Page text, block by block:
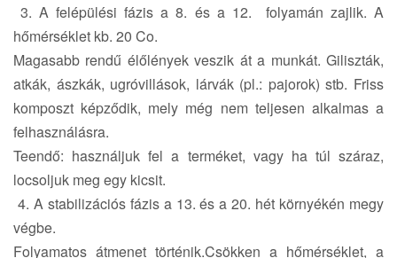
3. A felépülési fázis a 8. és a 12. folyamán zajlik. A
hőmérséklet kb. 20 Co.
Magasabb rendű élőlények veszik át a munkát. Giliszták,
atkák, ászkák, ugróvillások, lárvák (pl.: pajorok) stb. Friss
komposzt képződik, mely még nem teljesen alkalmas a
felhasználásra.
Teendő: használjuk fel a terméket, vagy ha túl száraz,
locsoljuk meg egy kicsit.
4. A stabilizációs fázis a 13. és a 20. hét környékén megy
végbe.
Folyamatos átmenet történik.Csökken a hőmérséklet, a